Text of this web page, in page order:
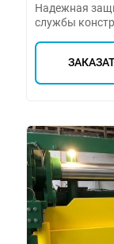
Надежная
службы